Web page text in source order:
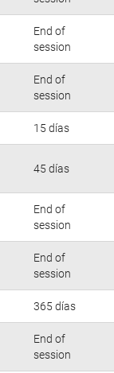
End of
session
End of
session
15 días
45 días
End of
session
End of
session
365 días
End of
session